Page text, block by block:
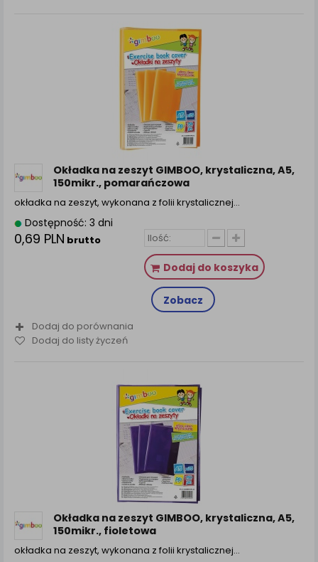
Okładka na zeszyt GIMBOO, krystaliczna, A5,
150mikr., pomarańczowa
okładka na zeszyt, wykonana z folii krystalicznej…
Dostępność: 3 dni
0,69 PLN brutto
Dodaj do koszyka
Zobacz
Dodaj do porównania
Dodaj do listy życzeń
Okładka na zeszyt GIMBOO, krystaliczna, A5,
150mikr., fioletowa
okładka na zeszyt, wykonana z folii krystalicznej…